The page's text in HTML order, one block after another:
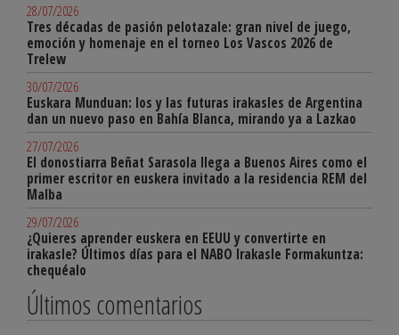
28/07/2026
Tres décadas de pasión pelotazale: gran nivel de juego,
emoción y homenaje en el torneo Los Vascos 2026 de
Trelew
30/07/2026
Euskara Munduan: los y las futuras irakasles de Argentina
dan un nuevo paso en Bahía Blanca, mirando ya a Lazkao
27/07/2026
El donostiarra Beñat Sarasola llega a Buenos Aires como el
primer escritor en euskera invitado a la residencia REM del
Malba
29/07/2026
¿Quieres aprender euskera en EEUU y convertirte en
irakasle? Últimos días para el NABO Irakasle Formakuntza:
chequéalo
Últimos comentarios